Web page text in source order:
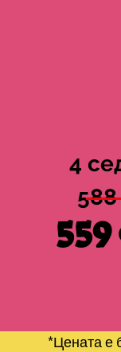
559
4
*Цената е